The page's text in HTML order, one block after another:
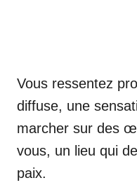
Vous ressentez
diffuse, une
marcher sur des
vous, un lieu qui
paix.